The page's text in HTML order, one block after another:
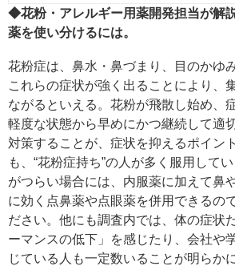
◆花粉・アレルギー用薬開発担当が解
薬を使い分けるには。
花粉症は、鼻水・鼻づまり、目のかゆ
これらの症状が強く出ることにより、
ながるといえる。花粉が飛散し始め、
軽度な状態から早めにかつ継続して適
対策することが、症状を抑えるポイン
も、“花粉症持ち”の人が多く服用して
がつらい場合には、内服薬に加えて鼻
に効く点鼻薬や点眼薬を併用できるの
ださい。他にも調査内では、体の症状
ーマンスの低下」を感じたり、会社や
じている人も一定数いることが明らか